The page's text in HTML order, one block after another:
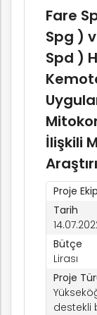
Fare
Spg )
Spd )
İlişkili
Proje Ekip
Tarih
Bütçe
Lirası
Proje
destekli